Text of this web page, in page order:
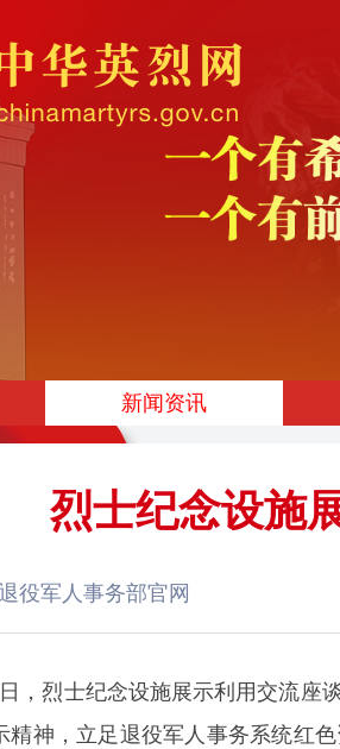
新闻资讯
烈士纪念设施
役军人事务部官网
，烈士纪念设施展示利用交流座
精神，立足退役军人事务系统红